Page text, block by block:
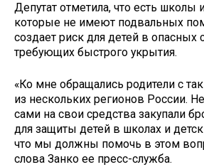
Депутат отметила, что есть школы
которые не имеют подвальных
создает риск для детей в опасных
требующих быстрого укрытия.
«Ко мне обращались родители с
из нескольких регионов России.
сами на свои средства закупали
для защиты детей в школах и
что мы должны помочь в этом
слова Занко ее пресс-служба.